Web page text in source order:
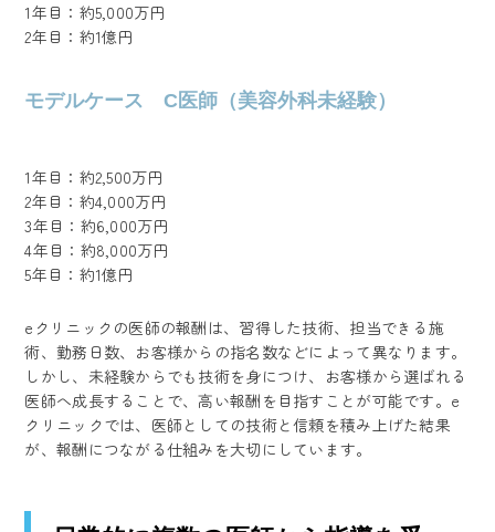
1年目：約5,000万円
2年目：約1億円
モデルケース C医師（美容外科未経験）
1年目：約2,500万円
2年目：約4,000万円
3年目：約6,000万円
4年目：約8,000万円
5年目：約1億円
eクリニックの医師の報酬は、習得した技術、担当できる施
術、勤務日数、お客様からの指名数などによって異なります。
しかし、未経験からでも技術を身につけ、お客様から選ばれる
医師へ成長することで、高い報酬を目指すことが可能です。e
クリニックでは、医師としての技術と信頼を積み上げた結果
が、報酬につながる仕組みを大切にしています。